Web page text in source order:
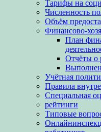
Тарифы на
Численность
Объём
Финансово-
План
Отчёты о
Учётная
Правила
Специальная
рейтинги
Типовые